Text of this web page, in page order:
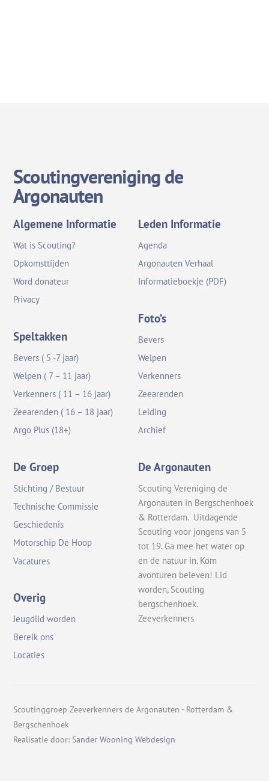
Scoutingvereniging de
Argonauten
Algemene Informatie
Wat is Scouting?
Opkomsttijden
Word donateur
Privacy
Speltakken
Bevers ( 5 -7 jaar)
Welpen ( 7 – 11 jaar)
Verkenners ( 11 – 16 jaar)
Zeearenden ( 16 – 18 jaar)
Argo Plus (18+)
Leden Informatie
Agenda
Argonauten Verhaal
Informatieboekje (PDF)
Foto’s
Bevers
Welpen
Verkenners
Zeearenden
Leiding
Archief
De Groep
Stichting / Bestuur
Technische Commissie
Geschiedenis
Motorschip De Hoop
Vacatures
Overig
Jeugdlid worden
Bereik ons
Locaties
De Argonauten
Scouting Vereniging de
Argonauten in Bergschenhoek
& Rotterdam. Uitdagende
Scouting voor jongens van 5
tot 19. Ga mee het water op
en de natuur in. Kom
avonturen beleven! Lid
worden, Scouting
bergschenhoek.
Zeeverkenners
Scoutinggroep Zeeverkenners de Argonauten - Rotterdam &
Bergschenhoek
Realisatie door: Sander Wooning Webdesign